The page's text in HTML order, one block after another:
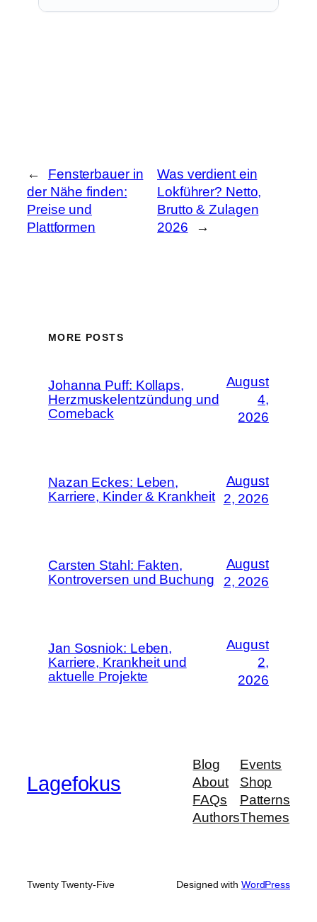
←
Fensterbauer in
der Nähe finden:
Preise und
Plattformen
Was verdient ein
Lokführer? Netto,
Brutto & Zulagen
2026
→
MORE POSTS
Johanna Puff: Kollaps,
Herzmuskelentzündung und
Comeback
August
4,
2026
Nazan Eckes: Leben,
Karriere, Kinder & Krankheit
August
2, 2026
Carsten Stahl: Fakten,
Kontroversen und Buchung
August
2, 2026
Jan Sosniok: Leben,
Karriere, Krankheit und
aktuelle Projekte
August
2,
2026
Lagefokus
Blog
About
FAQs
Authors
Events
Shop
Patterns
Themes
Twenty Twenty-Five Designed with WordPress